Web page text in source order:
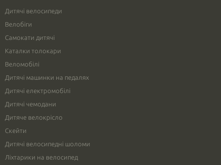
Дитячі велосипеди
Велобіги
Самокати дитячі
Каталки толокари
Веломобілі
Дитячі машинки на педалях
Дитячі електромобілі
Дитячі чемодани
Дитяче велокрісло
Скейти
Дитячі велосипедні шоломи
Ліхтарики на велосипед